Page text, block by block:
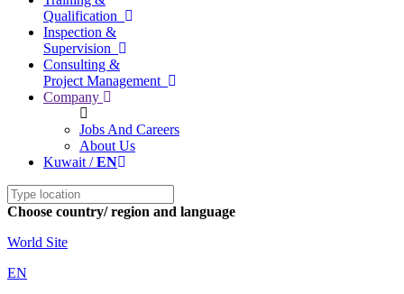
Qualification
Inspection &
Supervision
Consulting &
Project Management
Company
Jobs And Careers
About Us
Kuwait /EN
Choose country/ region and language
World Site
EN